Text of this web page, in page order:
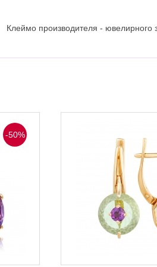
Клеймо производителя - ювелирного
-50%